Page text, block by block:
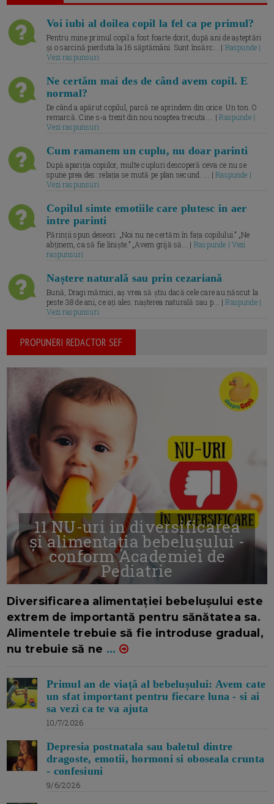
Voi iubi al doilea copil la fel ca pe primul?
Pentru mine primul copil a fost foarte dorit, după ani de așteptări
și o sarcină pierduta la 16 săptămâni. Sunt însărc... | Raspunde |
Vezi raspunsuri
Ne certăm mai des de când avem copil. E
normal?
De când a apărut copilul, parcă ne aprindem din orice. Un ton. O
remarcă. Cine s-a trezit din nou noaptea trecuta.... |Raspunde |
Vezi raspunsuri
Cum ramanem un cuplu, nu doar parinti
După apariția copiilor, multe cupluri descoperă ceva ce nu se
spune prea des: relația se mută pe plan secund. ... |Raspunde |
Vezi raspunsuri
Copilul simte emotiile care plutesc in aer
intre parinti
Părinții spun deseori: „Noi nu ne certăm în fața copilului.” „Ne
abținem, ca să fie liniște.” „Avem grijă să... | Raspunde | Vezi
raspunsuri
Naștere naturală sau prin cezariană
Bună, Dragi mămici, aș vrea să știu dacă cele care au născut la
peste 38 de ani, ce ați ales: nașterea naturală sau p... |Raspunde |
Vezi raspunsuri
PROPUNERI REDACTOR SEF
11 NU-uri in diversificarea
și alimentația bebelușului -
conform Academiei de
Pediatrie
Diversificarea alimentației bebelușului este
extrem de importantă pentru sănătatea sa.
Alimentele trebuie să fie introduse gradual,
nu trebuie să ne ...
Primul an de viață al bebelușului: Avem cate
un sfat important pentru fiecare luna - si ai
sa vezi ca te va ajuta
10/7/2026
Depresia postnatala sau baletul dintre
dragoste, emotii, hormoni si oboseala crunta
- confesiuni
9/6/2026